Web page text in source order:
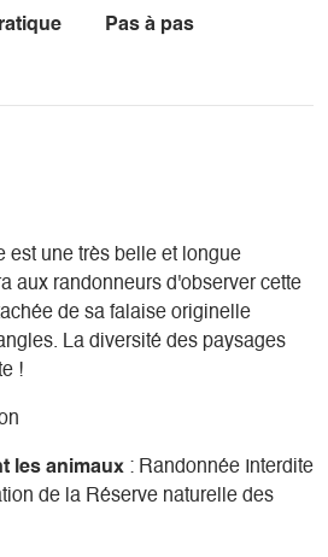
Pas à pas
est une très belle et longue
aux randonneurs d'observer cette
de sa falaise originelle
La diversité des paysages
!
les animaux : Randonnée Interdite
de la Réserve naturelle des